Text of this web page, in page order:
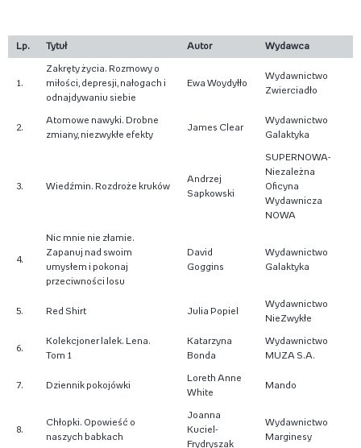
Lp. Tytuł Autor Wydawca
1.
Zakręty życia. Rozmowy o
miłości, depresji, nałogach i
odnajdywaniu siebie
Ewa Woydyłło
Wydawnictwo
Zwierciadło
2.
Atomowe nawyki. Drobne
zmiany, niezwykłe efekty
James Clear
Wydawnictwo
Galaktyka
3. Wiedźmin. Rozdroże kruków
Andrzej
Sapkowski
SUPERNOWA-
Niezależna
Oficyna
Wydawnicza
NOWA
4.
Nic mnie nie złamie.
Zapanuj nad swoim
umysłem i pokonaj
przeciwności losu
David
Goggins
Wydawnictwo
Galaktyka
5. Red Shirt Julia Popiel
Wydawnictwo
NieZwykłe
6.
Kolekcjoner lalek. Lena.
Tom 1
Katarzyna
Bonda
Wydawnictwo
MUZA S.A.
7. Dziennik pokojówki
Loreth Anne
White
Mando
8.
Chłopki. Opowieść o
naszych babkach
Joanna
Kuciel-
Frydryszak
Wydawnictwo
Marginesy